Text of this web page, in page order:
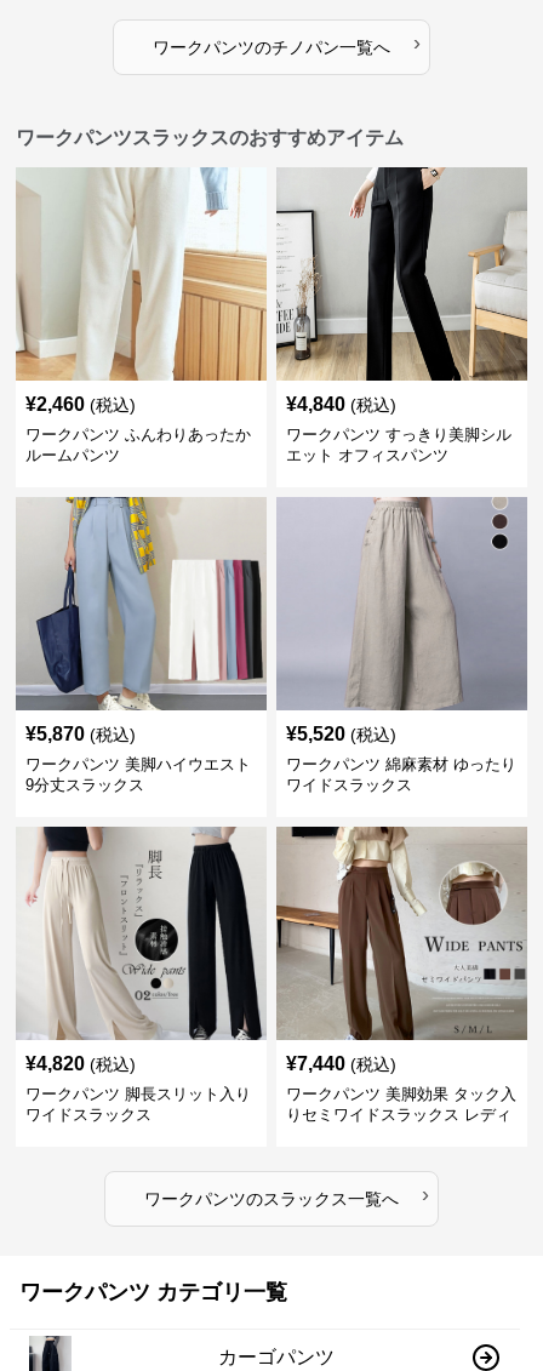
ワークパンツのチノパン一覧へ ›
ワークパンツスラックスのおすすめアイテム
¥2,460 (税込)
ワークパンツ ふんわりあったか
ルームパンツ
¥4,840 (税込)
ワークパンツ すっきり美脚シル
エット オフィスパンツ
¥5,870 (税込)
ワークパンツ 美脚ハイウエスト
9分丈スラックス
¥5,520 (税込)
ワークパンツ 綿麻素材 ゆったり
ワイドスラックス
¥4,820 (税込)
ワークパンツ 脚長スリット入り
ワイドスラックス
¥7,440 (税込)
ワークパンツ 美脚効果 タック入
りセミワイドスラックス レディ
ワークパンツのスラックス一覧へ ›
ワークパンツ カテゴリ一覧
カーゴパンツ